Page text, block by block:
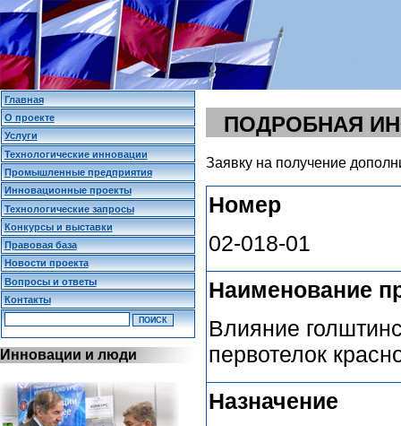
ПОДРОБНАЯ
Заявку на получение
Номер
02-018-01
Наименование
Влияние
первотелок
Назначение
Главная
О проекте
Услуги
Технологические инновации
Промышленные предприятия
Инновационные проекты
Технологические запросы
Конкурсы и выставки
Правовая база
Новости проекта
Вопросы и ответы
Контакты
Инновации и люди